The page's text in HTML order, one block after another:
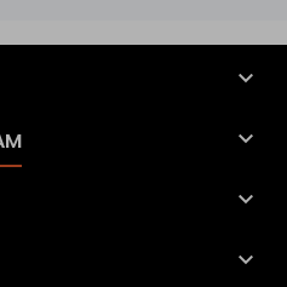



